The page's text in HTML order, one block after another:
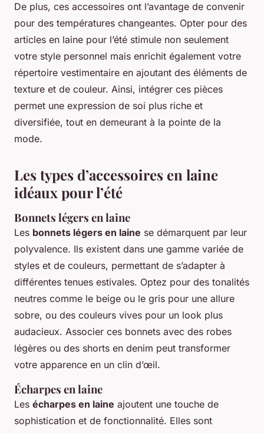
De plus, ces accessoires ont l’avantage de convenir
pour des températures changeantes. Opter pour des
articles en laine pour l’été stimule non seulement
votre style personnel mais enrichit également votre
répertoire vestimentaire en ajoutant des éléments de
texture et de couleur. Ainsi, intégrer ces pièces
permet une expression de soi plus riche et
diversifiée, tout en demeurant à la pointe de la
mode.
Les types d’accessoires en laine
idéaux pour l’été
Bonnets légers en laine
Les bonnets légers en laine se démarquent par leur
polyvalence. Ils existent dans une gamme variée de
styles et de couleurs, permettant de s’adapter à
différentes tenues estivales. Optez pour des tonalités
neutres comme le beige ou le gris pour une allure
sobre, ou des couleurs vives pour un look plus
audacieux. Associer ces bonnets avec des robes
légères ou des shorts en denim peut transformer
votre apparence en un clin d’œil.
Écharpes en laine
Les écharpes en laine ajoutent une touche de
sophistication et de fonctionnalité. Elles sont